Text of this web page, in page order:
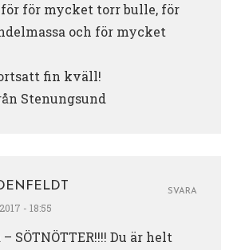
för mycket torr bulle, för
och för mycket
fin kväll!
Stenungsund
- 18:55
SÖTNÖTTER!!!! Du är helt
SVARA